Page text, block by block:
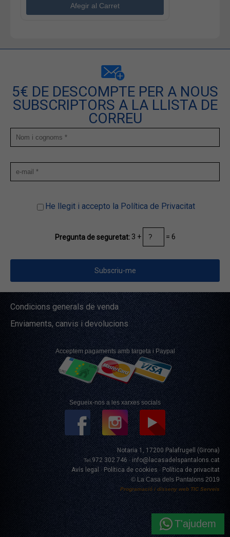
5€ DE DESCOMPTE PER A NOUS
SUBSCRIPTORS A LA LLISTA DE
CORREU
He llegit i accepto la Política de Privacitat
Pregunta de seguretat: 3 + = 6
Condicions generals de venda
Enviaments, canvis i devolucions
Acceptem pagaments amb targeta i Paypal
Segueix-nos a les xarxes socials
Notaria 1, 17200 Palafrugell (Girona)
Tel.972 302 746 ·info@lacasadelspantalons.cat
Avís legal
· Política de cookies· Política de privacitat
© La Casa dels Pantalons 2019
Programació i disseny web TIC Serveis
T'ajudem